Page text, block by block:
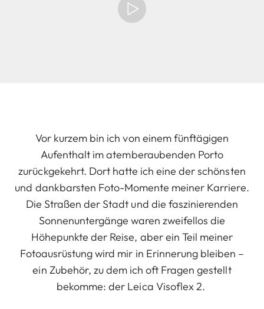
Vor kurzem bin ich von einem fünftägigen
Aufenthalt im atemberaubenden Porto
zurückgekehrt. Dort hatte ich eine der schönsten
und dankbarsten Foto-Momente meiner Karriere.
Die Straßen der Stadt und die faszinierenden
Sonnenuntergänge waren zweifellos die
Höhepunkte der Reise, aber ein Teil meiner
Fotoausrüstung wird mir in Erinnerung bleiben –
ein Zubehör, zu dem ich oft Fragen gestellt
bekomme: der Leica Visoflex 2.